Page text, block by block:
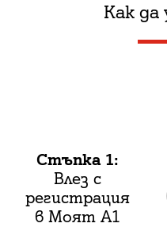
Как да
Стъпка 1:
Влез с
регистрация
в Моят А1